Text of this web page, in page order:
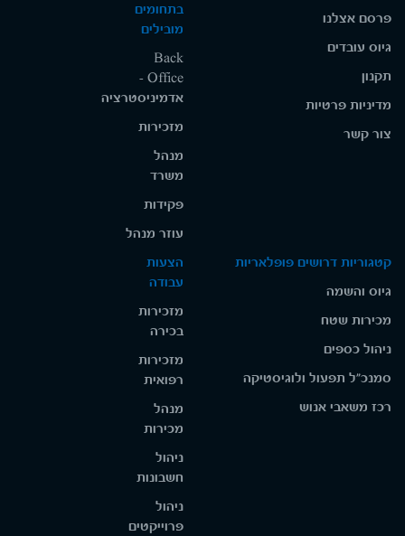
פרסם אצלנו
גיוס עובדים
תקנון
מדיניות פרטיות
צור קשר
בתחומים
מובילים
Back
Office -
אדמיניסטרציה
מזכירות
מנהל
משרד
פקידות
עוזר מנהל
קטגוריות דרושים פופלאריות
גיוס והשמה
מכירות שטח
ניהול כספים
סמנכ"ל תפעול ולוגיסטיקה
רכז משאבי אנוש
הצעות
עבודה
מזכירות
בכירה
מזכירות
רפואית
מנהל
מכירות
ניהול
חשבונות
ניהול
פרוייקטים